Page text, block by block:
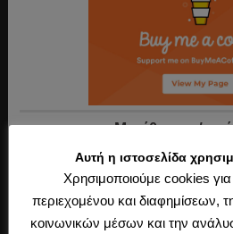
Mεγέθυνση /
Αυτή η ιστοσελίδα
Χρησιμοποιούμε cookies για
περιεχομένου και διαφημίσεων,
κοινωνικών μέσων και την